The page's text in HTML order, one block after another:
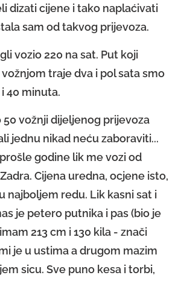
dizati cijene i tako naplaćivati
sam od takvog prijevoza.
vozio 220 na sat. Put koji
traje dva i pol sata smo
40 minuta.
vožnji dijeljenog prijevoza
jednu nikad neću zaboraviti...
godine lik me vozi od
Cijena uredna, ocjene isto,
najboljem redu. Lik kasni sat i
je petero putnika i pas (bio je
213 cm i 130 kila - znači
je u ustima a drugom mazim
sicu. Sve puno kesa i torbi,